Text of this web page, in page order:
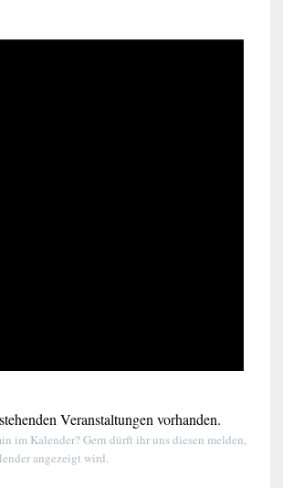
Veranstaltungen vorhanden.
im Kalender? Gern dürft ihr uns diesen melden,
angezeigt wird.